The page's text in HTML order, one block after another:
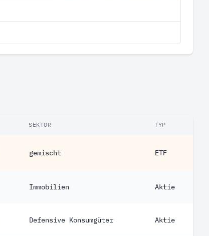
SEKTOR TYP
gemischt ETF
Immobilien Aktie
Defensive Konsumgüter Aktie